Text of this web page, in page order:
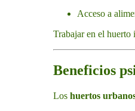
Acceso a
Trabajar en el
Beneficios
Los huertos